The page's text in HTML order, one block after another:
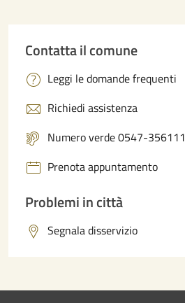
Contatta il comune
Leggi le domande frequenti
Richiedi assistenza
Numero verde 0547-356111
Prenota appuntamento
Problemi in città
Segnala disservizio